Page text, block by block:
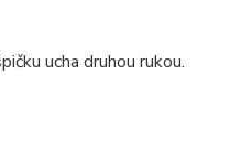
ucha druhou rukou.